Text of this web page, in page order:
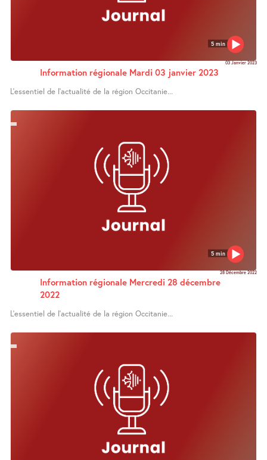
5 min
03 Janvier 2023
Information régionale Mardi 03 janvier 2023
L’essentiel de l’actualité de la région Occitanie...
5 min
28 Décembre 2022
Information régionale Mercredi 28 décembre
2022
L’essentiel de l’actualité de la région Occitanie...